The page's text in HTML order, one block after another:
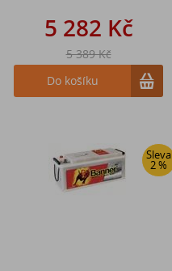
5 282 Kč
5 389 Kč
Do košíku
Sleva
2 %